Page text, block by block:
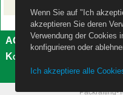
AGB Impressum
Kontakt
Packrafting-
Wenn Sie auf "Ich
akzeptieren Sie deren
Verwendung der Cookies
konfigurieren oder
Ich akzeptiere alle